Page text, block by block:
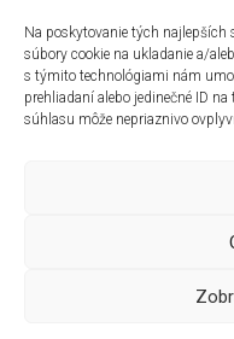
Na poskytovanie tých najlepších
súbory cookie na ukladanie a/
s týmito technológiami nám
prehliadaní alebo jedinečné ID
súhlasu môže nepriaznivo
Zásady
Zásady